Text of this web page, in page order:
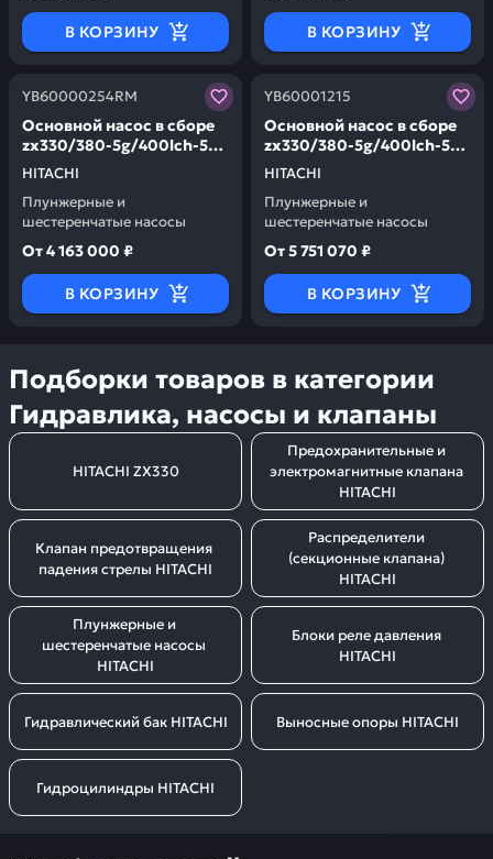
В КОРЗИНУ В КОРЗИНУ
YB60000254RM
HITACHI
Основной насос в сборе
zx330/380-5g/400lch-5g
HITACHI YB60000254RM
Плунжерные и
шестеренчатые насосы
Заказывая запчасти у нас, вы получаете гарантию
От4 163 000 ₽
В КОРЗИНУ
YB60001215
HITACHI
Основной насос в сборе
zx330/380-5g/400lch-5g
HITACHI YB60001215
Плунжерные и
шестеренчатые насосы
Заказывая запчасти у
От5 751 070 ₽
В КОРЗИНУ
Подборки товаров в категории
Гидравлика, насосы и клапаны
HITACHI ZX330
Предохранительные и
электромагнитные клапана
HITACHI
Клапан предотвращения
падения стрелы HITACHI
Распределители
(секционные клапана)
HITACHI
Плунжерные и
шестеренчатые насосы
HITACHI
Блоки реле давления
HITACHI
Гидравлический бак HITACHI Выносные опоры HITACHI
Гидроцилиндры HITACHI